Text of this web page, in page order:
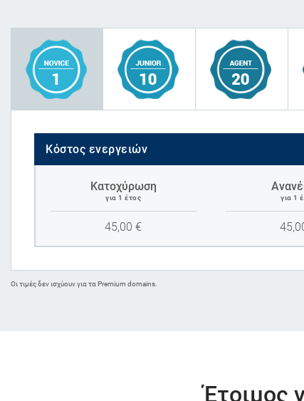
Κόστος ενεργειών
Κατοχύρωση
για 1 έτος για 1
45,00 €
Oι τιμές δεν ισχύουν για τα Premium domains.
Έτοιμος